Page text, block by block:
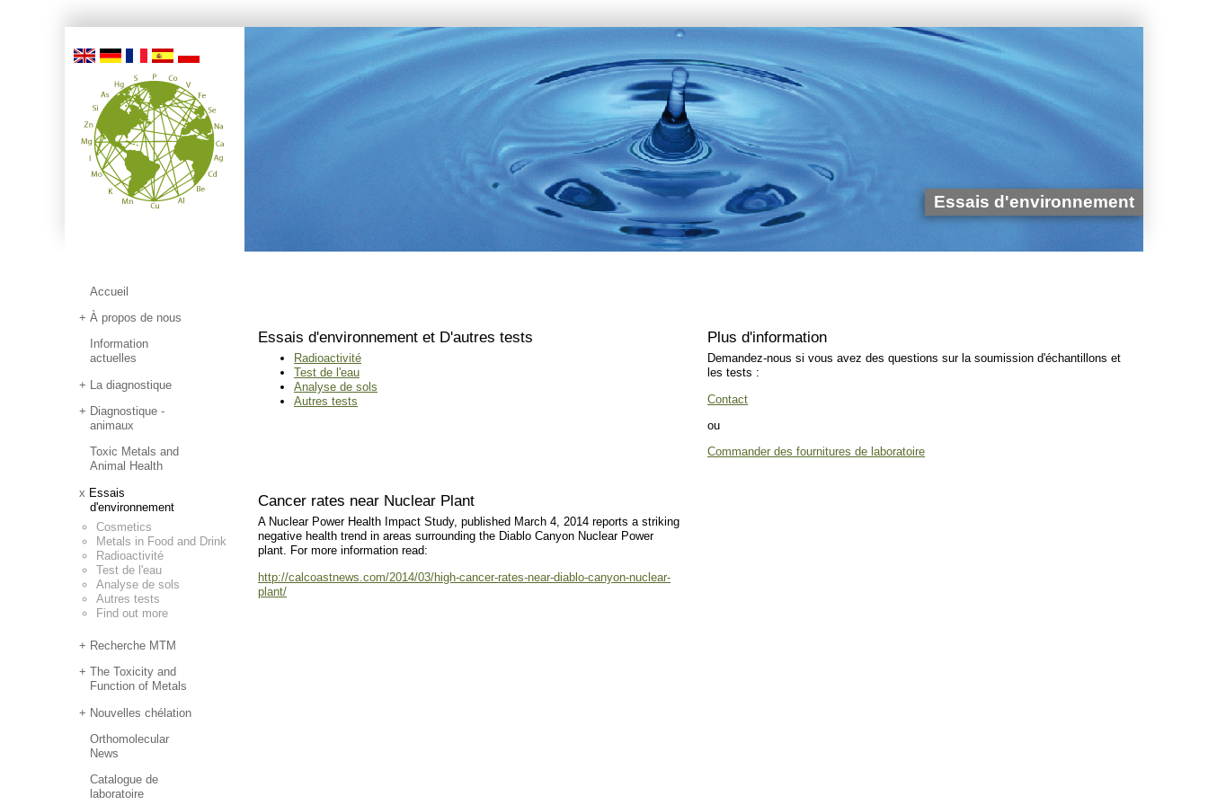
Essais d'environnement
Accueil
À propos de nous
Information
actuelles
La diagnostique
Diagnostique -
animaux
Toxic Metals and
Animal Health
Essais
d'environnement
Cosmetics
Metals in Food and Drink
Radioactivité
Test de l'eau
Analyse de sols
Autres tests
Find out more
Recherche MTM
The Toxicity and
Function of Metals
Nouvelles chélation
Orthomolecular
News
Catalogue de
laboratoire
Essais d'environnement et D'autres tests
Radioactivité
Test de l'eau
Analyse de sols
Autres tests
Cancer rates near Nuclear Plant
A Nuclear Power Health Impact Study, published March 4, 2014 reports a striking
negative health trend in areas surrounding the Diablo Canyon Nuclear Power
plant. For more information read:
http://calcoastnews.com/2014/03/high-cancer-rates-near-diablo-canyon-nuclear-
plant/
Plus d'information
Demandez-nous si vous avez des questions sur la soumission d'échantillons et
les tests :
Contact
ou
Commander des fournitures de laboratoire